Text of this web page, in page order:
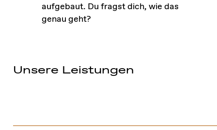
aufgebaut. Du fragst dich, wie das
genau geht?
Unsere Leistungen